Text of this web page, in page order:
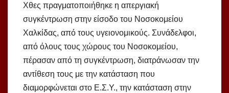
Χθες πραγματοποιήθηκε η απεργιακή
συγκέντρωση στην είσοδο του Νοσοκομείου
Χαλκίδας, από τους υγειονομικούς. Συνάδελφοι,
από όλους τους χώρους του Νοσοκομείου,
πέρασαν από τη συγκέντρωση, διατράνωσαν την
αντίθεση τους με την κατάσταση που
διαμορφώνεται στο Ε.Σ.Υ., την κατάσταση στην